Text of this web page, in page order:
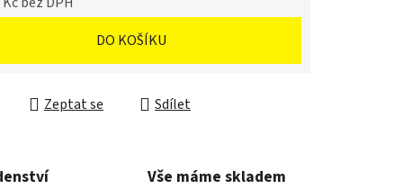
DO KOŠÍKU
Zeptat se Sdílet
Vše máme skladem